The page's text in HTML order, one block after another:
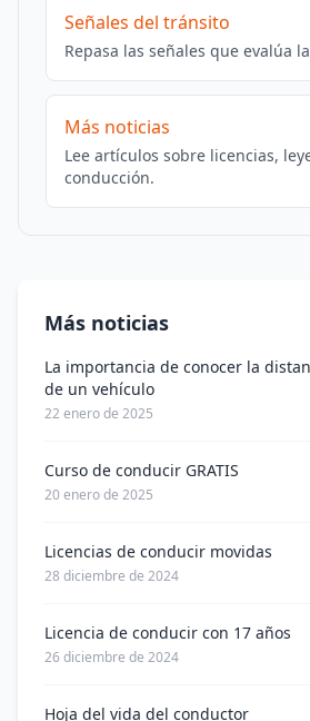
Señales del tránsito
Repasa las señales que evalúa la
Más noticias
Lee artículos sobre licencias,
conducción.
Más noticias
La importancia de conocer la
de un vehículo
22 enero de 2025
Curso de conducir GRATIS
20 enero de 2025
Licencias de conducir movidas
28 diciembre de 2024
Licencia de conducir con 17 años
26 diciembre de 2024
Hoja del vida del conductor